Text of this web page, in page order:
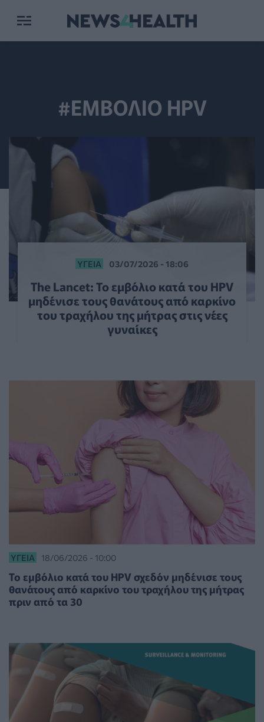
#ΕΜΒΟΛΙΟ HPV
ΥΓΕΊΑ 03/07/2026 - 18:06
The Lancet: Το εμβόλιο κατά του HPV
μηδένισε τους θανάτους από καρκίνο
του τραχήλου της μήτρας στις νέες
γυναίκες
ΥΓΕΊΑ 18/06/2026 - 10:00
To εμβόλιo κατά του HPV σχεδόν μηδένισε τους
θανάτους από καρκίνο του τραχήλου της μήτρας
πριν από τα 30